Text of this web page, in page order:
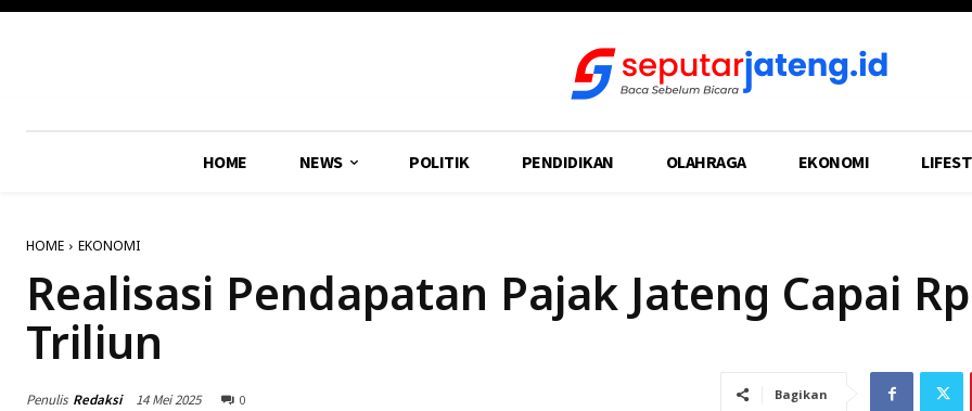
HOME NEWS POLITIK PENDIDIKAN OLAHRAGA EKONOMI
HOME EKONOMI
Realisasi Pendapatan Pajak Jateng Capai
Triliun
Penulis Redaksi 14 Mei 2025 0 Bagikan